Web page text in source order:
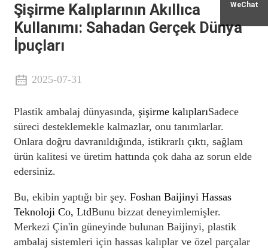
WeChat
Şişirme Kalıplarının Akıllıca
Kullanımı: Sahadan Gerçek Dünya
İpuçları
2025-07-31
Plastik ambalaj dünyasında, şişirme kalıplarıSadece
süreci desteklemekle kalmazlar, onu tanımlarlar.
Onlara doğru davranıldığında, istikrarlı çıktı, sağlam
ürün kalitesi ve üretim hattında çok daha az sorun elde
edersiniz.
Bu, ekibin yaptığı bir şey. Foshan Baijinyi Hassas
Teknoloji Co, LtdBunu bizzat deneyimlemişler.
Merkezi Çin'in güneyinde bulunan Baijinyi, plastik
ambalaj sistemleri için hassas kalıplar ve özel parçalar